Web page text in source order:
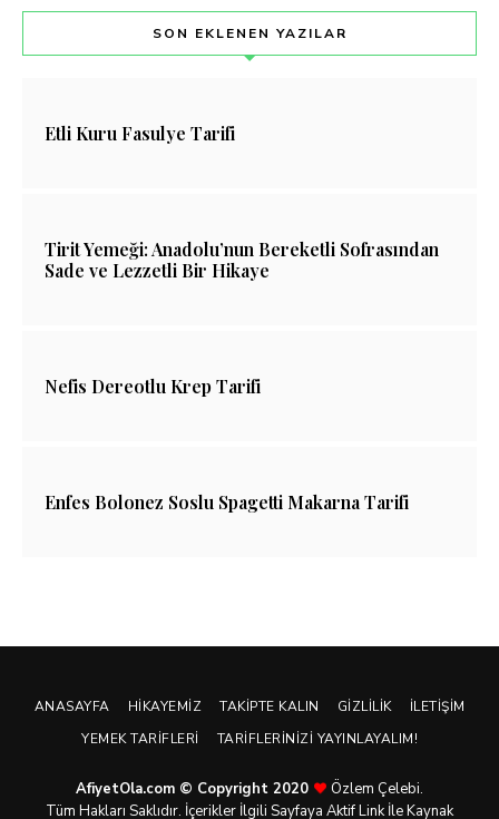
SON EKLENEN YAZILAR
Etli Kuru Fasulye Tarifi
Tirit Yemeği: Anadolu’nun Bereketli Sofrasından
Sade ve Lezzetli Bir Hikaye
Nefis Dereotlu Krep Tarifi
Enfes Bolonez Soslu Spagetti Makarna Tarifi
ANASAYFA HIKAYEMIZ TAKIPTE KALIN GIZLILIK
İLETIŞIM
YEMEK TARIFLERI
TARIFLERINIZI YAYINLAYALIM!
AfiyetOla.com © Copyright 2020
Özlem Çelebi.
Tüm Hakları Saklıdır. İçerikler İlgili Sayfaya Aktif Link İle Kaynak